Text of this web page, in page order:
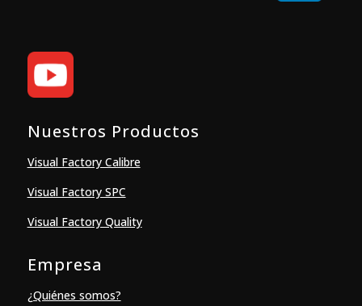
Nuestros Productos
Visual Factory Calibre
Visual Factory SPC
Visual Factory Quality
Empresa
¿Quiénes somos?